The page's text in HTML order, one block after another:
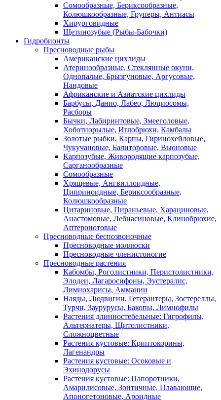
Сомообразные, Бериксообразные,
Колюшкообразные, Груперы, Антиасы
Хирурговидные
Щетинозубые (Рыбы-Бабочки)
Гидробионты
Пресноводные рыбы
Американские цихлиды
Атеринообразные, Стеклянные окуни,
Однопалые, Брызгуновые, Аргусовые,
Нандовые
Африканские и Азиатские цихлиды
Барбусы, Данио, Лабео, Люциосомы,
Расборы
Бычки, Лабиринтовые, Змееголовые,
Хоботнорылые, Иглобрюхи, Камбалы
Золотые рыбки, Карпы, Гиринохейловые,
Чукучановые, Балиторовые, Вьюновые
Карпозубые, Живородящие карпозубые,
Сарганообразные
Сомообразные
Хрящевые, Ангвиллоидные,
Циприноидные, Бериксообразные,
Колюшкообразные
Цитариновые, Пираньевые, Харациновые,
Анастомовые, Лебиасиновые, Клинобрюхие,
Аптеронотовые
Пресноводные беспозвоночные
Пресноводные моллюски
Пресноводные членистоногие
Пресноводные растения
Кабомбы, Роголистники, Перистолистники,
Элодеи, Лагаросифоны, Эустералис,
Лимнохарисы, Аммании
Наяды, Людвигии, Гетерантеры, Зостереллы,
Турчи, Заурурусы, Бакопы, Лимнофилы
Растения длинностебельные: Гигрофилы,
Альтернатеры, Щитолистники,
Сложноцветные
Растения кустовые: Криптокорины,
Лагенандры
Растения кустовые: Осоковые и
Эхинодорусы
Растения кустовые: Папоротники,
Амарилисовые, Зонтичные, Плавающие,
Апоногетоновые, Ароидные